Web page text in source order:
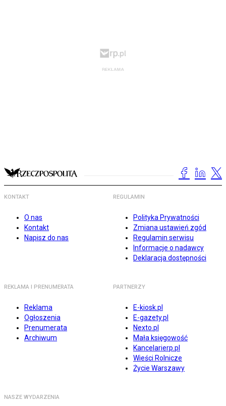
KONTAKT
O nas
Kontakt
Napisz do nas
REGULAMIN
Polityka Prywatności
Zmiana ustawień zgód
Regulamin serwisu
Informacje o nadawcy
Deklaracja dostępności
REKLAMA I PRENUMERATA
Reklama
Ogłoszenia
Prenumerata
Archiwum
PARTNERZY
E-kiosk.pl
E-gazety.pl
Nexto.pl
Mała księgowość
Kancelarierp.pl
Wieści Rolnicze
Życie Warszawy
NASZE WYDARZENIA